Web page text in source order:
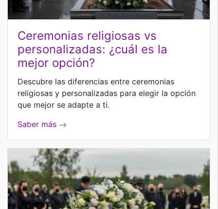
ceremonias religiosas vs
personalizadas: ¿cuál es la
mejor opción?
Descubre las diferencias entre ceremonias
religiosas y personalizadas para elegir la opción
que mejor se adapte a ti.
Saber más